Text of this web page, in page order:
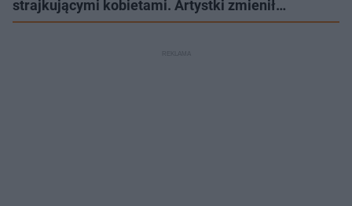
strajkującymi kobietami. Artystki zmienił…